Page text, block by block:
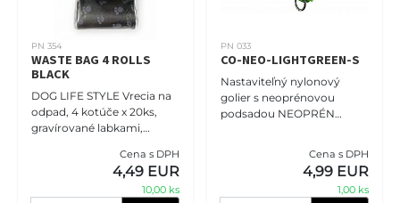
PN 354
WASTE BAG 4 ROLLS
BLACK
DOG LIFE STYLE Vrecia na
odpad, 4 kotúče x 20ks,
gravírované labkami,
Cena s DPH
4,49 EUR
10,00 ks
PN 033
CO-NEO-LIGHTGREEN-S
Nastaviteľný nylonový
golier s neoprénovou
podsadou NEOPRÉN
Obojky PET NOVA
zaručujú, že vášmu mil
Cena s DPH
4,99 EUR
1,00 ks